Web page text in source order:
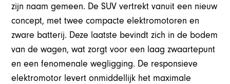
zijn naam gemeen. De SUV vertrekt vanuit een nieuw
concept, met twee compacte elektromotoren en
zware batterij. Deze laatste bevindt zich in de bodem
van de wagen, wat zorgt voor een laag zwaartepunt
en een fenomenale wegligging. De responsieve
elektromotor levert onmiddellijk het maximale